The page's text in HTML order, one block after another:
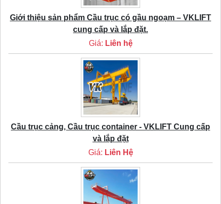
Giới thiệu sản phẩm Cầu trục có gầu ngoạm – VKLIFT
cung cấp và lắp đặt.
Giá: Liên hệ
Cầu trục cảng, Cầu trục container - VKLIFT Cung cấp
và lắp đặt
Giá: Liên Hệ